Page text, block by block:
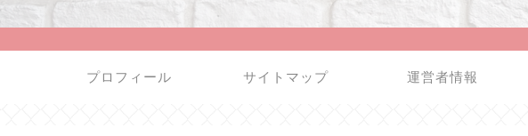
プロフィール サイトマップ 運営者情報